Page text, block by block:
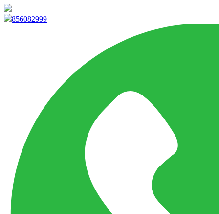
856082999